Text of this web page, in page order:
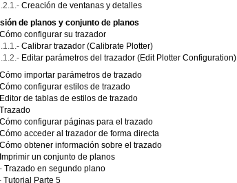
Creación de ventanas y detalles
de planos y conjunto de planos
Cómo configurar su trazador
Calibrar trazador (Calibrate Plotter)
Editar parámetros del trazador (Edit Plotter Configuration)
Cómo importar parámetros de trazado
Cómo configurar estilos de trazado
Editor de tablas de estilos de trazado
Trazado
Cómo configurar páginas para el trazado
Cómo acceder al trazador de forma directa
Cómo obtener información sobre el trazado
Imprimir un conjunto de planos
Trazado en segundo plano
Tutorial Parte 5